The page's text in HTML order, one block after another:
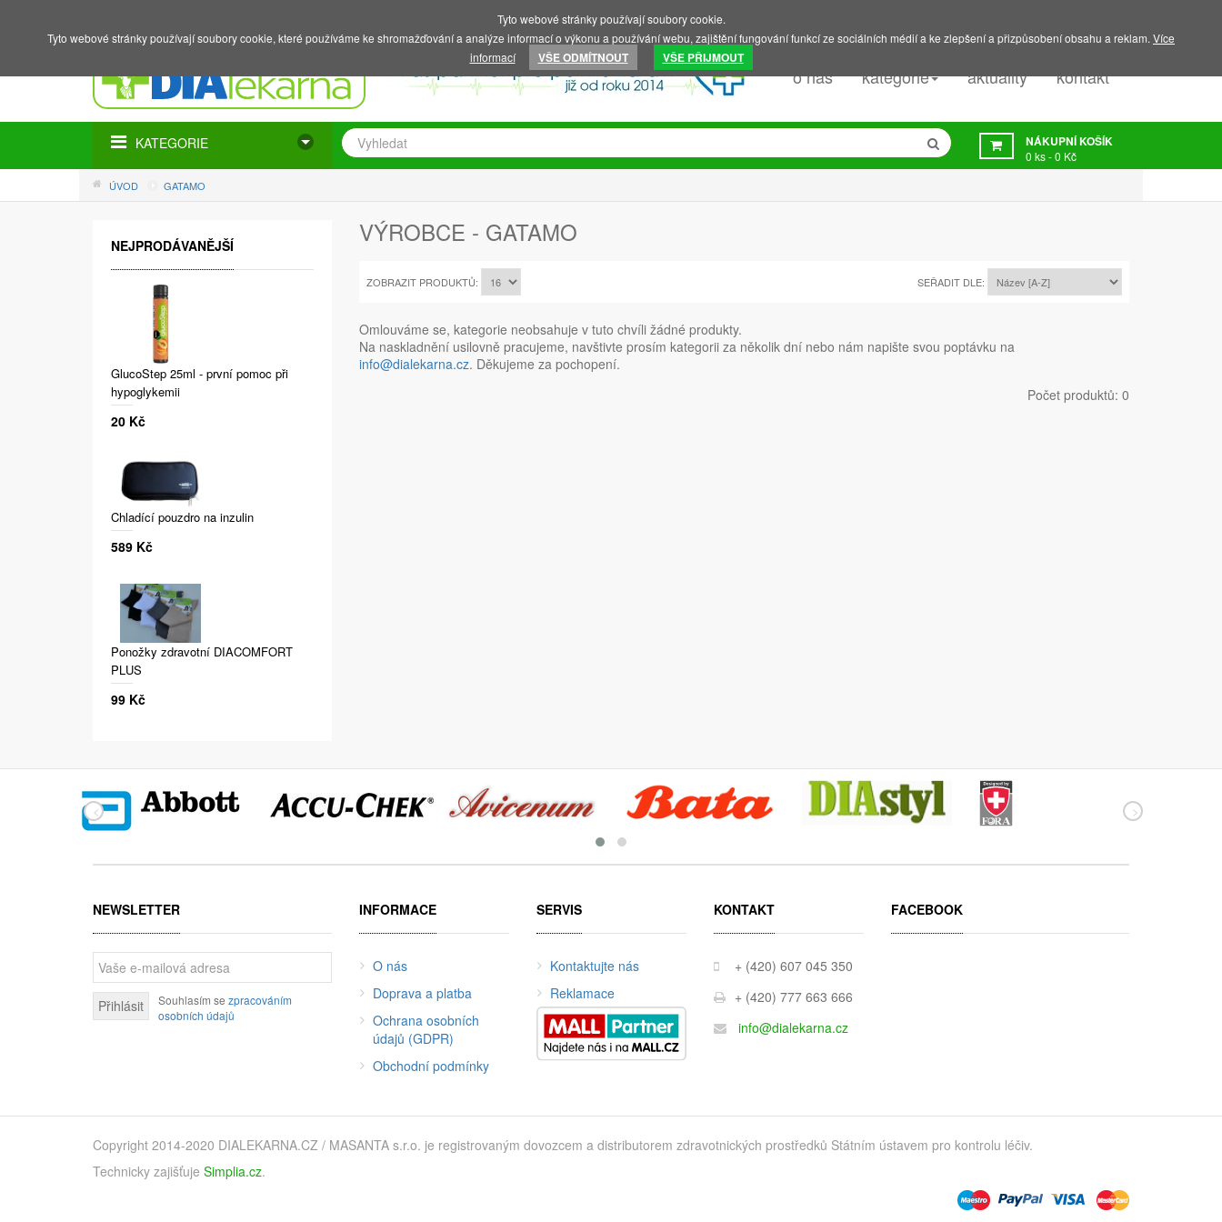
o nás kategorie aktuality kontakt
KATEGORIE NÁKUPNÍ KOŠÍK
0 ks -0 Kč
ÚVOD GATAMO
VÝROBCE - GATAMO
SEŘADIT DLE:
ZOBRAZIT PRODUKTŮ:
Omlouváme se, kategorie neobsahuje v tuto chvíli žádné produkty.
Na naskladnění usilovně pracujeme, navštivte prosím kategorii za několik dní nebo nám napište svou poptávku na
info@dialekarna.cz. Děkujeme za pochopení.
Počet produktů: 0
NEJPRODÁVANĚJŠÍ
GlucoStep 25ml - první pomoc při
hypoglykemii
20 Kč
Chladící pouzdro na inzulin
589 Kč
Ponožky zdravotní DIACOMFORT
PLUS
99 Kč
NEWSLETTER
Přihlásit Souhlasím se zpracováním
osobních údajů
INFORMACE
O nás
Doprava a platba
Ochrana osobních
údajů (GDPR)
Obchodní podmínky
SERVIS
Kontaktujte nás
Reklamace
KONTAKT
+ (420) 607 045 350
+ (420) 777 663 666
info@dialekarna.cz
FACEBOOK
Copyright 2014-2020 DIALEKARNA.CZ / MASANTA s.r.o. je registrovaným dovozcem a distributorem zdravotnických prostředků Státním ústavem pro kontrolu léčiv.
Technicky zajišťuje Simplia.cz.
Tyto webové stránky používají soubory cookie.
Tyto webové stránky používají soubory cookie, které používáme ke shromažďování a analýze informací o výkonu a používání webu, zajištění fungování funkcí ze sociálních médií a ke zlepšení a přizpůsobení obsahu a reklam. Více
informací
VŠE ODMÍTNOUT VŠE PŘIJMOUT